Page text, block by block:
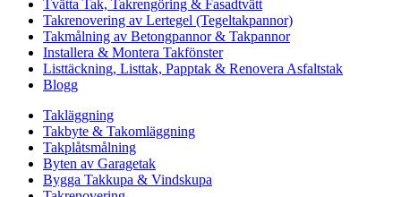
Tvätta Tak, Takrengöring & Fasadtvätt
Takrenovering av Lertegel (Tegeltakpannor)
Takmålning av Betongpannor & Takpannor
Installera & Montera Takfönster
Listtäckning, Listtak, Papptak & Renovera Asfaltstak
Blogg
Takläggning
Takbyte & Takomläggning
Takplåtsmålning
Byten av Garagetak
Bygga Takkupa & Vindskupa